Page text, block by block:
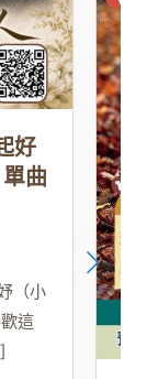
好
曲
（小
這